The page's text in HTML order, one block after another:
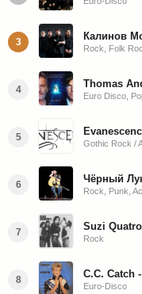
3 Калинов
Rock, Folk
4
Euro Disco,
5
Gothic Rock /
6 Чёрный
Rock, Punk,
7
Rock
8
Euro-Disco